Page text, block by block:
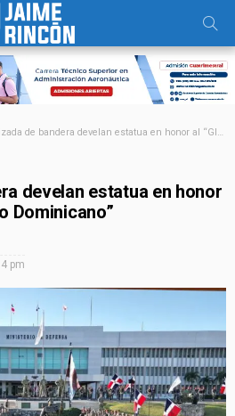
de bandera develan estatua en honor al “Glorioso Soldado Dominicano”
develan estatua en honor
Dominicano”
pm